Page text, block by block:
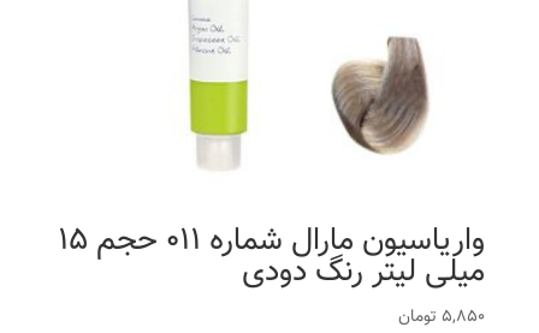
واریاسیون مارال شماره 011 حجم 15
میلی لیتر رنگ دودی
5,850 تومان